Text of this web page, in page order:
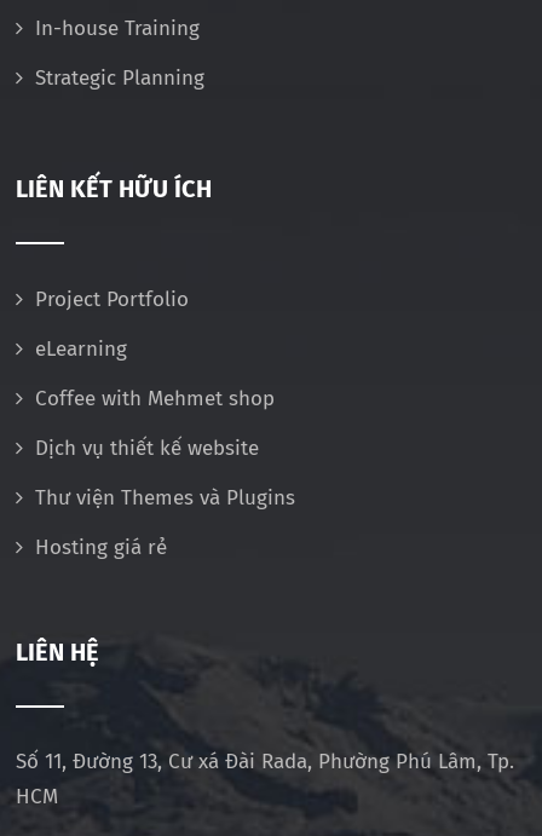
In-house Training
Strategic Planning
LIÊN KẾT HỮU ÍCH
Project Portfolio
eLearning
Coffee with Mehmet shop
Dịch vụ thiết kế website
Thư viện Themes và Plugins
Hosting giá rẻ
LIÊN HỆ
Số 11, Đường 13, Cư xá Đài Rada, Phường Phú Lâm, Tp.
HCM